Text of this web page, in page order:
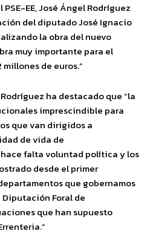
EE, José Ángel Rodríguez
del diputado José Ignacio
la obra del nuevo
muy importante para el
de euros.”
ha destacado que “la
imprescindible para
que van dirigidos a
de vida de
falta voluntad política y los
desde el primer
que gobernamos
Foral de
que han supuesto